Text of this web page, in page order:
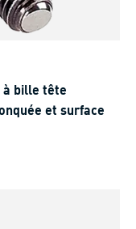
à bille tête
et surface